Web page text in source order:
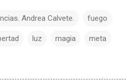
Andrea Calvete. fuego
luz magia meta